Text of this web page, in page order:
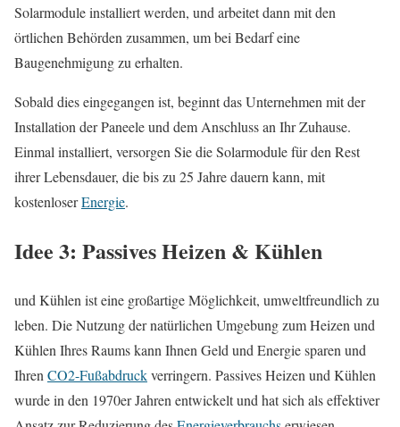
Solarmodule installiert werden, und arbeitet dann mit den
örtlichen Behörden zusammen, um bei Bedarf eine
Baugenehmigung zu erhalten.
Sobald dies eingegangen ist, beginnt das Unternehmen mit der
Installation der Paneele und dem Anschluss an Ihr Zuhause.
Einmal installiert, versorgen Sie die Solarmodule für den Rest
ihrer Lebensdauer, die bis zu 25 Jahre dauern kann, mit
kostenloserEnergie.
Idee 3: Passives Heizen & Kühlen
und Kühlen ist eine großartige Möglichkeit, umweltfreundlich zu
leben. Die Nutzung der natürlichen Umgebung zum Heizen und
Kühlen Ihres Raums kann Ihnen Geld und Energie sparen und
Ihren CO2-Fußabdruckverringern. Passives Heizen und Kühlen
wurde in den 1970er Jahren entwickelt und hat sich als effektiver